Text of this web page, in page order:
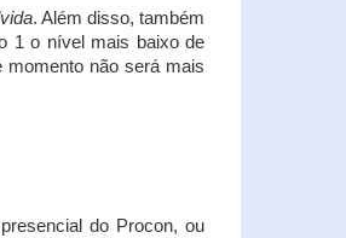
. Além disso, também
1 o nível mais baixo de
momento não será mais
do Procon, ou